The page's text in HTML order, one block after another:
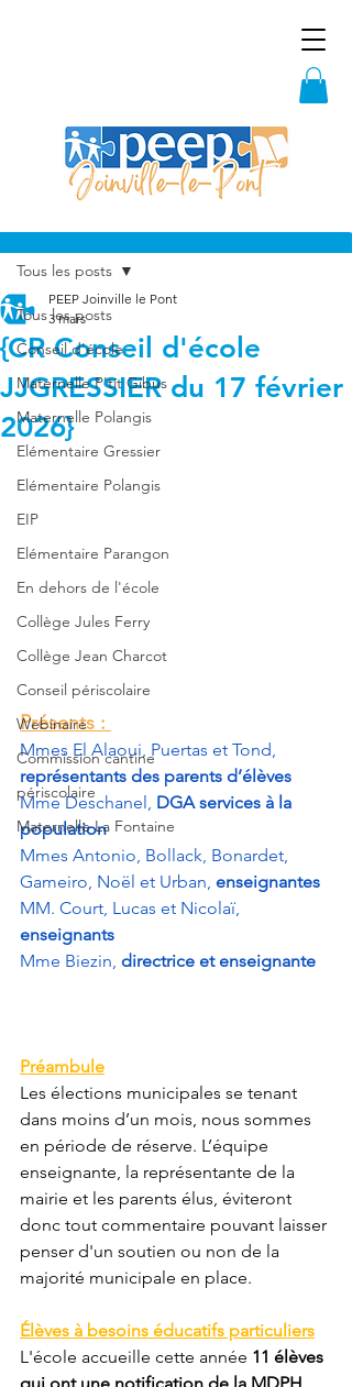
Tous les posts
Conseil d'école
Maternelle P'tit Gibus
Maternelle Polangis
Elémentaire Gressier
Elémentaire Polangis
EIP
Elémentaire Parangon
En dehors de l'école
Collège Jules Ferry
Collège Jean Charcot
Conseil périscolaire
Webinaire
Commission cantine
périscolaire
Maternelle La Fontaine
Tous les posts
{CR Conseil d'école
JJGRESSIER du 17 février
2026}
PEEP Joinville le Pont
3 mars
Présents :
Mmes El Alaoui, Puertas et Tond,
représentants des parents d’élèves
Mme Deschanel, DGA services à la
population
Mmes Antonio, Bollack, Bonardet,
Gameiro, Noël et Urban, enseignantes
MM. Court, Lucas et Nicolaï,
enseignants
Mme Biezin, directrice et enseignante
Préambule
Les élections municipales se tenant
dans moins d’un mois, nous sommes
en période de réserve. L’équipe
enseignante, la représentante de la
mairie et les parents élus, éviteront
donc tout commentaire pouvant laisser
penser d'un soutien ou non de la
majorité municipale en place.
Élèves à besoins éducatifs particuliers
L'école accueille cette année 11 élèves